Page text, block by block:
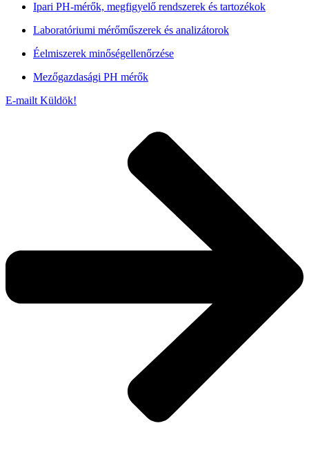
Ipari PH-mérők, megfigyelő rendszerek és tartozékok
Laboratóriumi mérőműszerek és analizátorok
Éelmiszerek minőségellenőrzése
Mezőgazdasági PH mérők
E-mailt Küldök!